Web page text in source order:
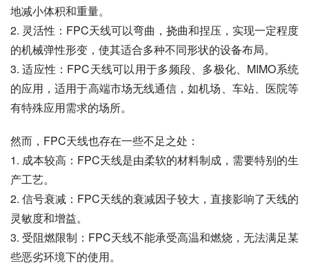
地减小体积和重量。
2. 灵活性：FPC天线可以弯曲，挠曲和捏压，实现一定程度
的机械弹性形变，使其适合多种不同形状的设备布局。
3. 适应性：FPC天线可以用于多频段、多极化、MIMO系统
的应用，适用于高端市场无线通信，如机场、车站、医院等
有特殊应用需求的场所。
然而，FPC天线也存在一些不足之处：
1. 成本较高：FPC天线是由柔软的材料制成，需要特别的生
产工艺。
2. 信号衰减：FPC天线的衰减因子较大，直接影响了天线的
灵敏度和增益。
3. 受阻燃限制：FPC天线不能承受高温和燃烧，无法满足某
些恶劣环境下的使用。